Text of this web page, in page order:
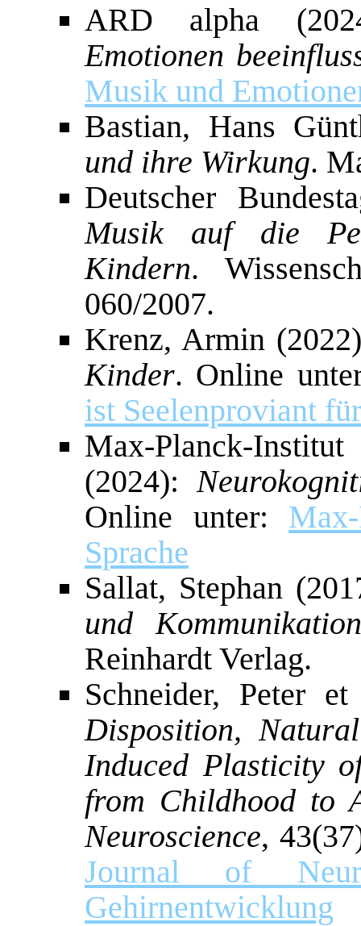
ARD alpha
Emotionen
Musik und
Bastian, Hans
und ihre Wirkung.
Deutscher
Musik auf die
Kindern.
060/2007.
Krenz, Armin
Kinder. Online
ist Seelenproviant
Max-Planck-
(2024):
Online unter:
Sprache
Sallat, Stephan
und
Reinhardt Verlag.
Schneider, Peter
Disposition,
Induced Plasticity
from Childhood to
Neuroscience,
Journal of
Gehirnentwicklung